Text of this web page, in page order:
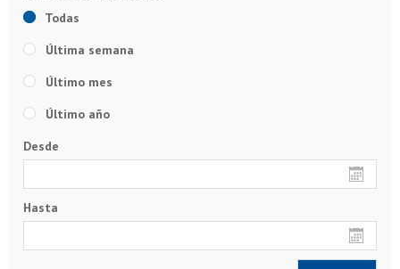
Todas
Última semana
Último mes
Último año
Desde
Hasta